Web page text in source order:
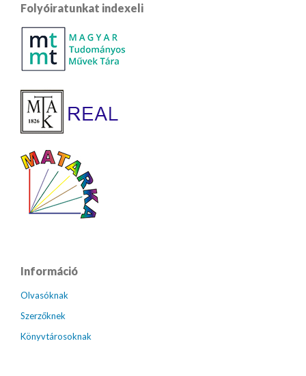
Folyóiratunkat indexeli
Információ
Olvasóknak
Szerzőknek
Könyvtárosoknak